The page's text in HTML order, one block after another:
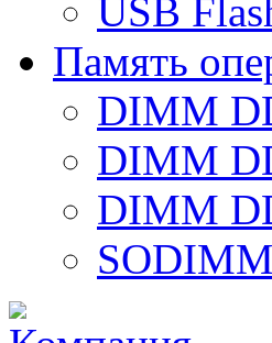
USB
Память
DIMM
DIMM
DIMM
SODIMM